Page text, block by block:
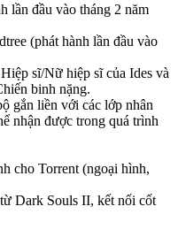
lần đầu vào tháng 2 năm
(phát hành lần đầu vào
sĩ/Nữ hiệp sĩ của Ides và
binh nặng.
gắn liền với các lớp nhân
nhận được trong quá trình
cho Torrent (ngoại hình,
Dark Souls II, kết nối cốt